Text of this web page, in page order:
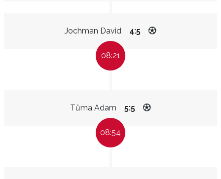
Jochman David 4:5
08:21
Tůma Adam 5:5
08:54